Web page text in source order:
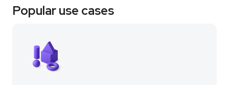
Popular use cases